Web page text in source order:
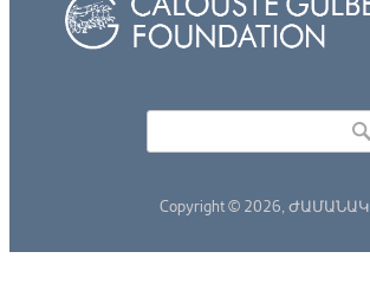
Copyright © 2026, ԺԱՄԱՆԱԿ